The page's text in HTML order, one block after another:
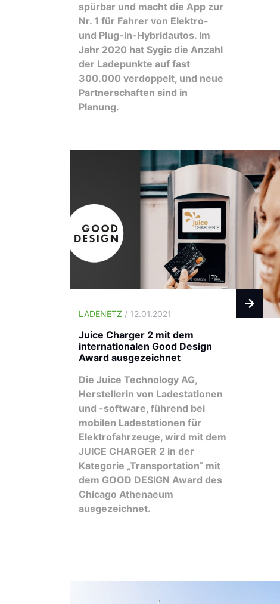
spürbar und macht die App zur
Nr. 1 für Fahrer von Elektro-
und Plug-in-Hybridautos. Im
Jahr 2020 hat Sygic die Anzahl
der Ladepunkte auf fast
300.000 verdoppelt, und neue
Partnerschaften sind in
Planung.
LADENETZ / 12.01.2021
Juice Charger 2 mit dem
internationalen Good Design
Award ausgezeichnet
Die Juice Technology AG,
Herstellerin von Ladestationen
und -software, führend bei
mobilen Ladestationen für
Elektrofahrzeuge, wird mit dem
JUICE CHARGER 2 in der
Kategorie „Transportation“ mit
dem GOOD DESIGN Award des
Chicago Athenaeum
ausgezeichnet.